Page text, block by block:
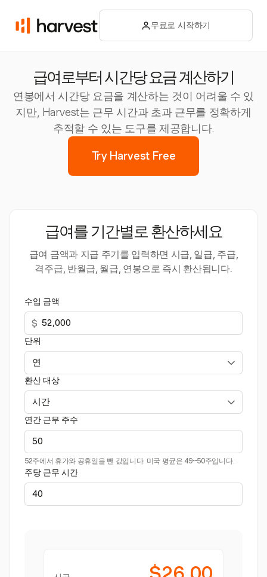
무료로 시작하기
급여로부터 시간당 요금 계산하기
연봉에서 시간당 요금을 계산하는 것이 어려울 수 있
지만, Harvest는 근무 시간과 초과 근무를 정확하게
추적할 수 있는 도구를 제공합니다.
Try Harvest Free
급여를 기간별로 환산하세요
급여 금액과 지급 주기를 입력하면 시급, 일급, 주급,
격주급, 반월급, 월급, 연봉으로 즉시 환산됩니다.
수입 금액
$
단위
환산 대상
연간 근무 주수
52주에서 휴가와 공휴일을 뺀 값입니다. 미국 평균은 49~50주입니다.
주당 근무 시간